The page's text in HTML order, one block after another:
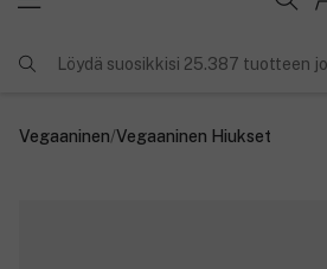
Löydä suosikkisi 25.387 tuotteen
Vegaaninen/Vegaaninen Hiukset